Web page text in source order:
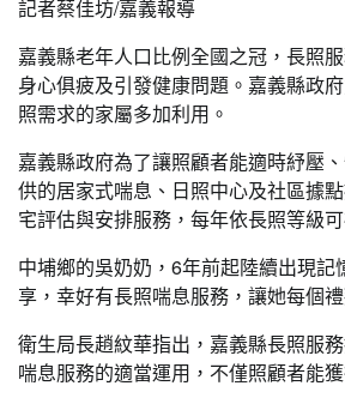
記者蔡佳坊/嘉義報導
嘉義縣老年人口比例全國之冠，長照
身心俱疲及引發健康問題。嘉義縣政
照需求的家屬多加利用。
嘉義縣政府為了讓照顧者能適時紓壓
供的居家式喘息、日照中心及社區據
宅評估與安排服務，每年依長照等級
中埔鄉的吳奶奶，6年前起陸續出現
享，幸好有長照喘息服務，讓她每個
衛生局長趙紋華指出，嘉義縣長照服
喘息服務的適當運用，不僅照顧者能